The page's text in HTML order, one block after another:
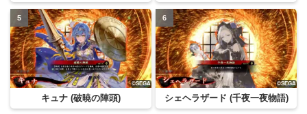
キュナ (破暁の陣頭) シェヘラザード (千夜一夜物語)